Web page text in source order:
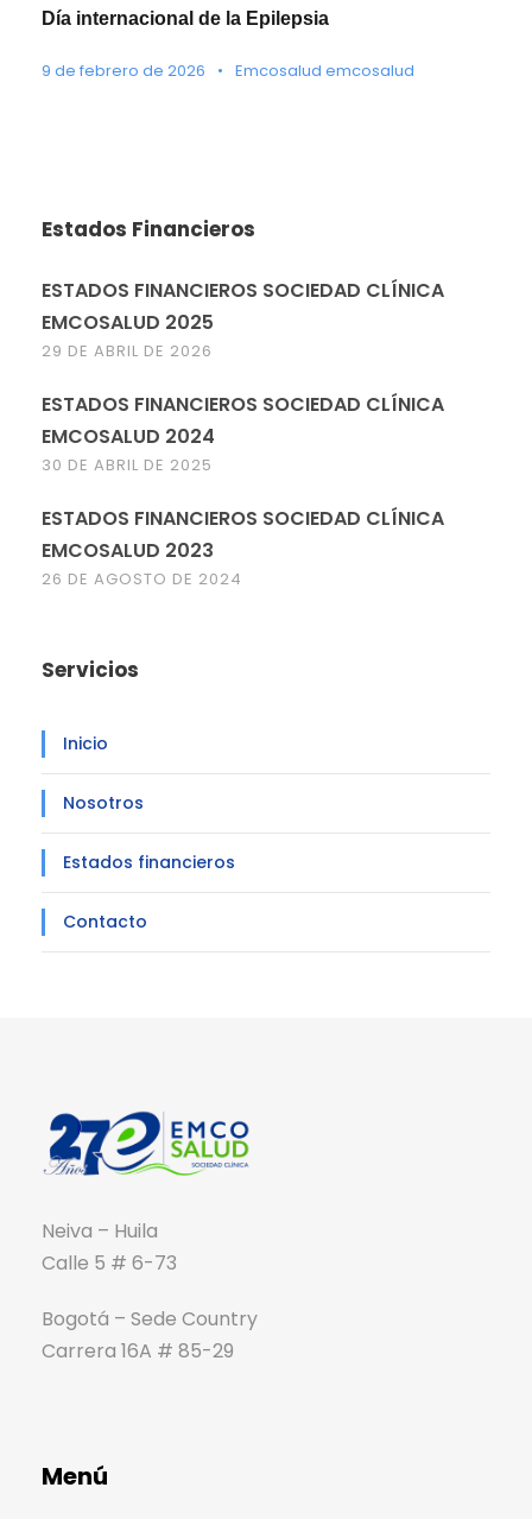
Día internacional de la Epilepsia
9 de febrero de 2026 • Emcosalud emcosalud
Estados Financieros
ESTADOS FINANCIEROS SOCIEDAD CLÍNICA
EMCOSALUD 2025
29 DE ABRIL DE 2026
ESTADOS FINANCIEROS SOCIEDAD CLÍNICA
EMCOSALUD 2024
30 DE ABRIL DE 2025
ESTADOS FINANCIEROS SOCIEDAD CLÍNICA
EMCOSALUD 2023
26 DE AGOSTO DE 2024
Servicios
Inicio
Nosotros
Estados financieros
Contacto
Neiva – Huila
Calle 5 # 6-73
Bogotá – Sede Country
Carrera 16A # 85-29
Menú